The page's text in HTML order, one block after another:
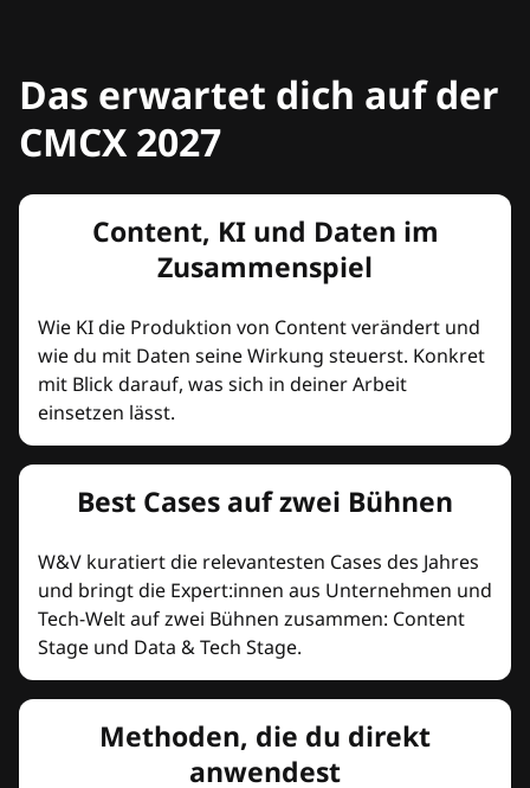
Das erwartet dich auf der
CMCX 2027
Content, KI und Daten im
Zusammenspiel
Wie KI die Produktion von Content verändert und
wie du mit Daten seine Wirkung steuerst. Konkret
mit Blick darauf, was sich in deiner Arbeit
einsetzen lässt.
Best Cases auf zwei Bühnen
W&V kuratiert die relevantesten Cases des Jahres
und bringt die Expert:innen aus Unternehmen und
Tech-Welt auf zwei Bühnen zusammen: Content
Stage und Data & Tech Stage.
Methoden, die du direkt
anwendest